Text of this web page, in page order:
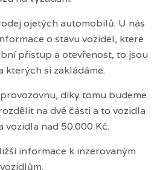
ojetých automobilů. U nás
o stavu vozidel, které
přístup a otevřenost, to jsou
kterých si zakládáme.
díky tomu budeme
na dvě části a to vozidla
vozidla nad 50.000 Kč.
informace k inzerovaným
vozidlům.